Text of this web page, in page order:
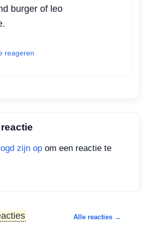
burger of leo
reageren
zijn op om een reactie te
Alle reacties →